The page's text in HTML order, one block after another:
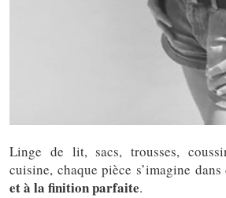
Linge de lit, sacs, trousses,
cuisine, chaque pièce s’imagine dans
et à la finition parfaite.